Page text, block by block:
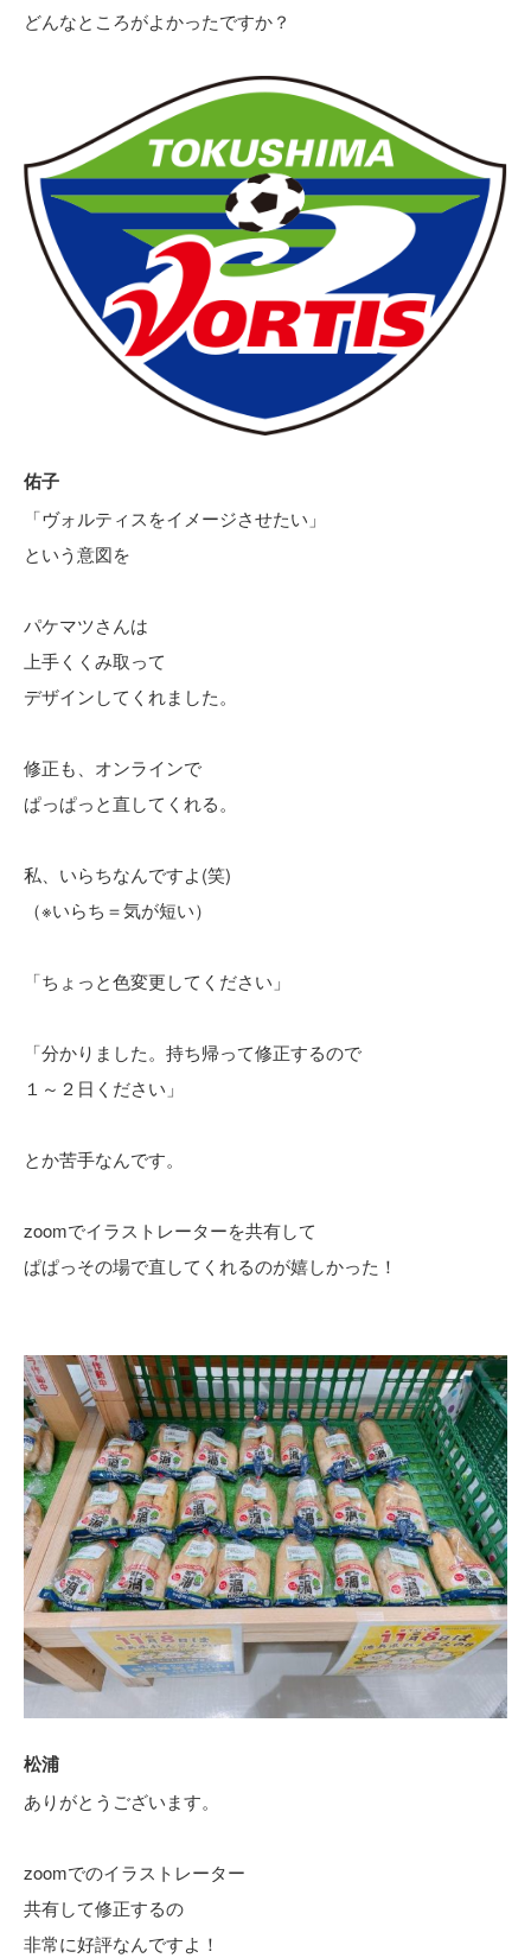
どんなところがよかったですか？
佑子
「ヴォルティスをイメージさせたい」
という意図を
パケマツさんは
上手くくみ取って
デザインしてくれました。
修正も、オンラインで
ぱっぱっと直してくれる。
私、いらちなんですよ(笑)
（※いらち＝気が短い）
「ちょっと色変更してください」
「分かりました。持ち帰って修正するので
１～２日ください」
とか苦手なんです。
zoomでイラストレーターを共有して
ぱぱっその場で直してくれるのが嬉しかった！
松浦
ありがとうございます。
zoomでのイラストレーター
共有して修正するの
非常に好評なんですよ！